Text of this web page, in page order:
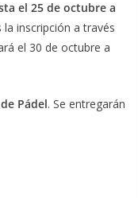
el 25 de octubre a
inscripción a través
el 30 de octubre a
Pádel. Se entregarán